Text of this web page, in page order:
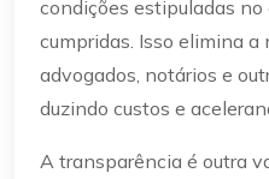
condições estipuladas
cumpridas. Isso elimina a
advogados, notários e
duzindo custos e
A transparência é outra